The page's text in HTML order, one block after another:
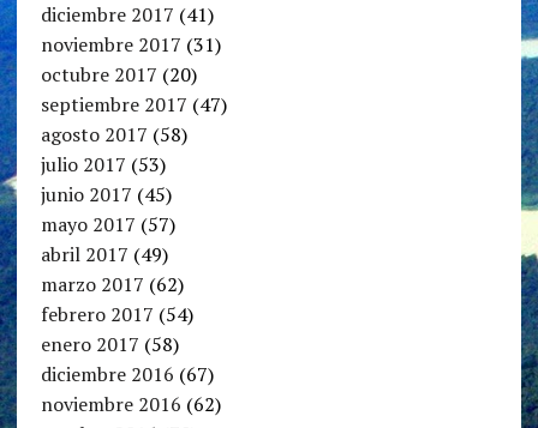
diciembre 2017 (41)
noviembre 2017 (31)
octubre 2017 (20)
septiembre 2017 (47)
agosto 2017 (58)
julio 2017 (53)
junio 2017 (45)
mayo 2017 (57)
abril 2017 (49)
marzo 2017 (62)
febrero 2017 (54)
enero 2017 (58)
diciembre 2016 (67)
noviembre 2016 (62)